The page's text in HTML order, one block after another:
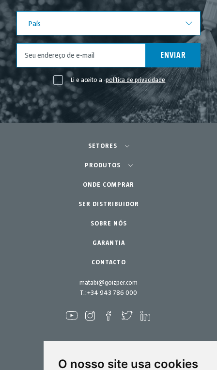
O nosso site usa cookies
País
ENVIAR
Li e aceito a política de privacidade
matabi@goizper.com
T.:+34 943 786 000
SETORES
Agricultura - Horta
Horta Urbana
Jardinagem Profissional
Lar - Jardim
PRODUTOS
Equipamentos
Acessórios
Peças de reposição
Kits de manutenção
ONDE COMPRAR
SER DISTRIBUIDOR
SOBRE NÓS
GARANTIA
CONTACTO